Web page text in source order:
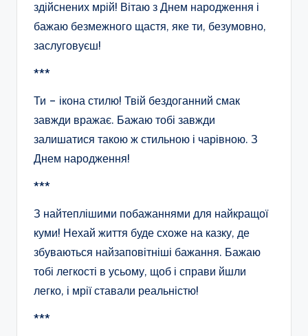
здійснених мрій! Вітаю з Днем народження і
бажаю безмежного щастя, яке ти, безумовно,
заслуговуєш!
***
Ти – ікона стилю! Твій бездоганний смак
завжди вражає. Бажаю тобі завжди
залишатися такою ж стильною і чарівною. З
Днем народження!
***
З найтеплішими побажаннями для найкращої
куми! Нехай життя буде схоже на казку, де
збуваються найзаповітніші бажання. Бажаю
тобі легкості в усьому, щоб і справи йшли
легко, і мрії ставали реальністю!
***